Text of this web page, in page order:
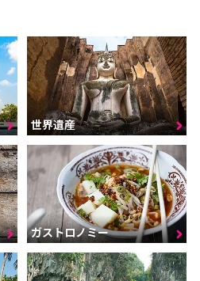
世界遺産
ガストロノミー